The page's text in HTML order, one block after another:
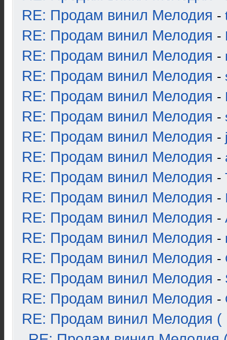
RE: Продам винил Мелодия -
RE: Продам винил Мелодия -
RE: Продам винил Мелодия -
RE: Продам винил Мелодия -
RE: Продам винил Мелодия -
RE: Продам винил Мелодия -
RE: Продам винил Мелодия -
RE: Продам винил Мелодия -
RE: Продам винил Мелодия -
RE: Продам винил Мелодия -
RE: Продам винил Мелодия -
RE: Продам винил Мелодия -
RE: Продам винил Мелодия -
RE: Продам винил Мелодия -
RE: Продам винил Мелодия -
RE: Продам винил Мелодия (